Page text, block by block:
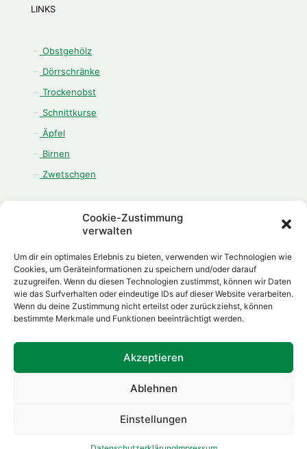
Cookie-Zustimmung
verwalten
Um dir ein optimales Erlebnis zu bieten, verwenden wir Technologien wie
Cookies, um Geräteinformationen zu speichern und/oder darauf
zuzugreifen. Wenn du diesen Technologien zustimmst, können wir Daten
wie das Surfverhalten oder eindeutige IDs auf dieser Website verarbeiten.
Wenn du deine Zustimmung nicht erteilst oder zurückziehst, können
bestimmte Merkmale und Funktionen beeinträchtigt werden.
Akzeptieren
Ablehnen
Einstellungen
LINKS
Obstgehölz
Dörrschränke
Trockenobst
Schnittkurse
Äpfel
Birnen
Zwetschgen
ÖFFNUNGSZEITEN
Montag - Freitag:
08.00 Uhr - 12.00 Uhr
13.00 Uhr - 18.00 Uhr
Samstag: